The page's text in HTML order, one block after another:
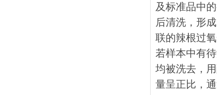
及标准品中
后清洗，形
联的辣根过
若样本中有
均被洗去，
量呈正比，